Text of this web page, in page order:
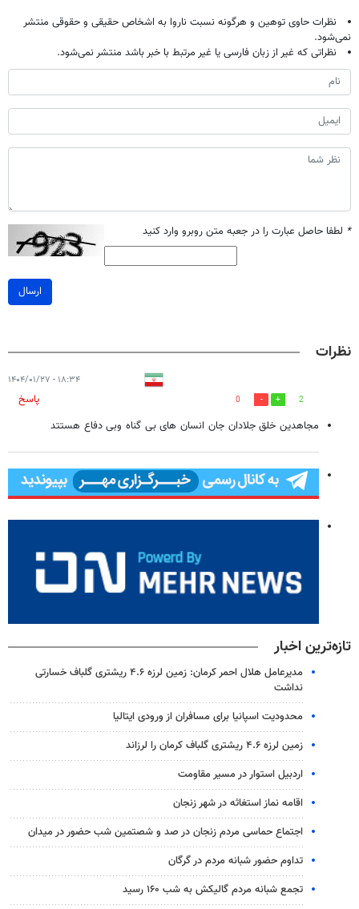
نظرات حاوی توهین و هرگونه نسبت ناروا به اشخاص حقیقی و حقوقی منتشر
نمی‌شود.
نظراتی که غیر از زبان فارسی یا غیر مرتبط با خبر باشد منتشر نمی‌شود.
* لطفا حاصل عبارت را در جعبه متن روبرو وارد کنید
ارسال
نظرات
۱۸:۳۴ - ۱۴۰۴/۰۱/۲۷
2
0
پاسخ
مجاهدین خلق جلادان جان انسان های بی گناه وبی دفاع هستتد
تازه‌ترین اخبار
مدیرعامل هلال احمر کرمان: زمین لرزه ۴.۶ ریشتری گلباف خسارتی
نداشت
محدودیت اسپانیا برای مسافران از ورودی ایتالیا
زمین لرزه ۴.۶ ریشتری گلباف کرمان را لرزاند
اردبیل استوار در مسیر مقاومت
اقامه نماز استغاثه در شهر زنجان
اجتماع حماسی مردم زنجان در صد و شصتمین شب حضور در میدان
تداوم حضور شبانه مردم در گرگان
تجمع شبانه مردم گالیکش به شب ۱۶۰ رسید